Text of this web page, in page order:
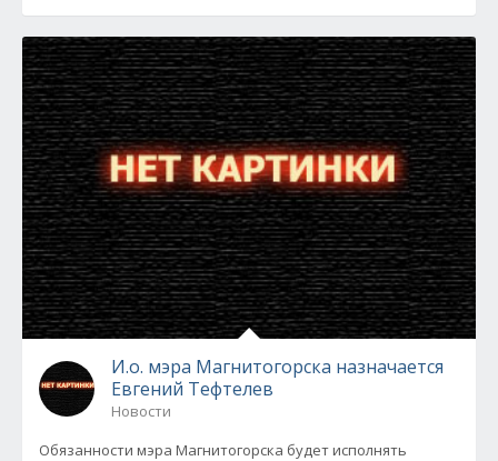
И.о. мэра Магнитогорска назначается
Евгений Тефтелев
Новости
Обязанности мэра Магнитогорска будет исполнять